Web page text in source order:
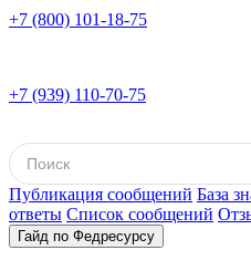
+7 (800) 101-18-75
+7 (939) 110-70-75
Публикация сообщений База
ответы Список сообщений
Гайд по Федресурсу